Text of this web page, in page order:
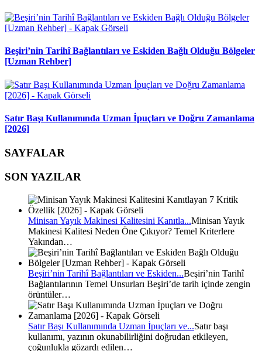
Beşiri’nin Tarihî Bağlantıları ve Eskiden Bağlı Olduğu Bölgeler
[Uzman Rehber]
Satır Başı Kullanımında Uzman İpuçları ve Doğru Zamanlama
[2026]
SAYFALAR
SON YAZILAR
Minisan Yayık Makinesi Kalitesini Kanıtla...Minisan Yayık
Makinesi Kalitesi Neden Öne Çıkıyor? Temel Kriterlere
Yakından…
Beşiri’nin Tarihî Bağlantıları ve Eskiden...Beşiri’nin Tarihî
Bağlantılarının Temel Unsurları Beşiri’de tarih içinde zengin
örüntüler…
Satır Başı Kullanımında Uzman İpuçları ve...Satır başı
kullanımı, yazının okunabilirliğini doğrudan etkileyen,
çoğunlukla gözardı edilen…